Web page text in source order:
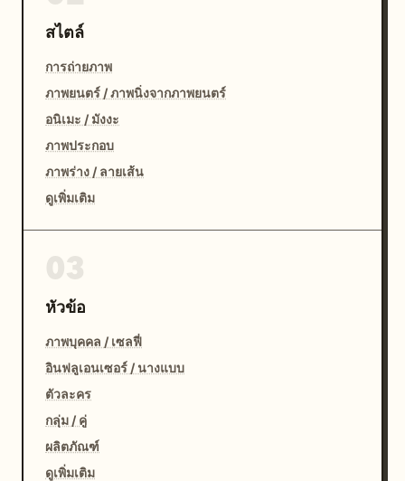
สไตล์
การถ่ายภาพ
ภาพยนตร์ / ภาพนิ่งจากภาพยนตร์
อนิเมะ / มังงะ
ภาพประกอบ
ภาพร่าง / ลายเส้น
ดูเพิ่มเติม
หัวข้อ
ภาพบุคคล / เซลฟี่
อินฟลูเอนเซอร์ / นางแบบ
ตัวละคร
กลุ่ม / คู่
ผลิตภัณฑ์
ดูเพิ่มเติม